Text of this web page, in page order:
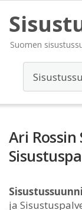
Suomen
Ari Rossin
ja